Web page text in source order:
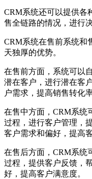
CRM系统还可以提供各
售全链路的情况，进行
CRM系统在售前系统和
天独厚的优势。
在售前方面，系统可以
潜在客户，进行潜在客
户需求，提高销售转化率
在售中方面，CRM系统
过程，进行客户管理，
客户需求和偏好，提高
在售后方面，CRM系统
过程，提供客户反馈，
好，提高客户满意度。